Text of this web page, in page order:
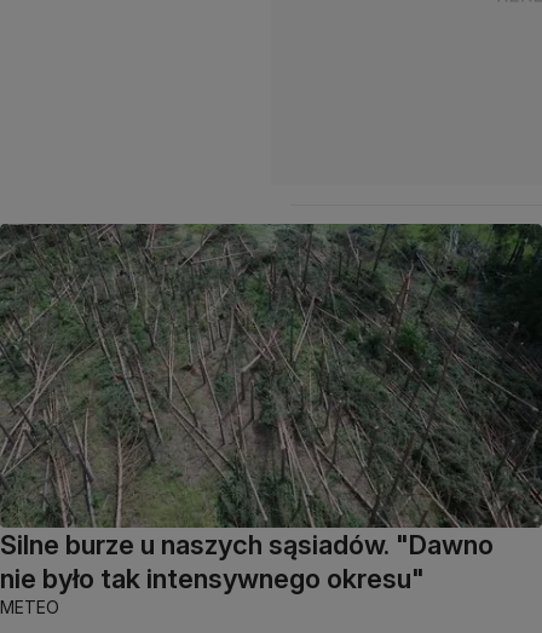
Silne burze u naszych sąsiadów. "Dawno
nie było tak intensywnego okresu"
METEO